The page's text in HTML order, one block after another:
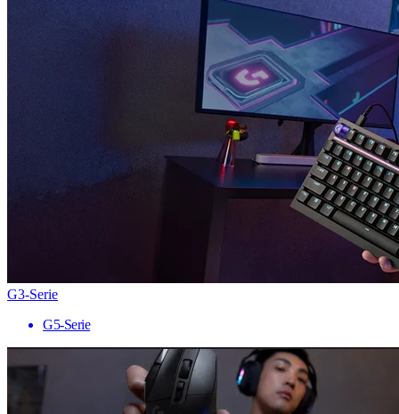
G3-Serie
G5-Serie